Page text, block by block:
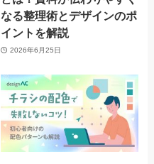
なる整理術とデザインのポ
イントを解説
2026年6月25日